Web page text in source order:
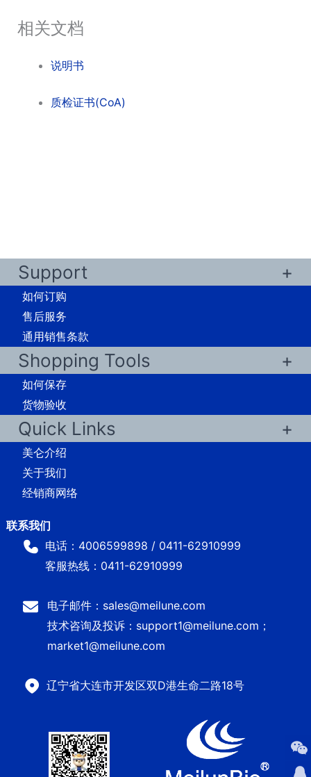
相关文档
说明书
质检证书(CoA)
Support
如何订购
售后服务
通用销售条款
Shopping Tools
如何保存
货物验收
Quick Links
美仑介绍
关于我们
经销商网络
电话：4006599898 / 0411-62910999
客服热线：0411-62910999
电子邮件：sales@meilune.com
技术咨询及投诉：support1@meilune.com；
market1@meilune.com
辽宁省大连市开发区双D港生命二路18号